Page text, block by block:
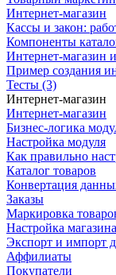
Интернет-магазин
Кассы и закон:
Компоненты
Интернет-магазин
Пример создания
Тесты (3)
Интернет-магазин
Интернет-магазин
Бизнес-логика
Настройка модуля
Как правильно
Каталог товаров
Конвертация
Заказы
Маркировка
Настройка магазина
Экспорт и импорт
Аффилиаты
Покупатели